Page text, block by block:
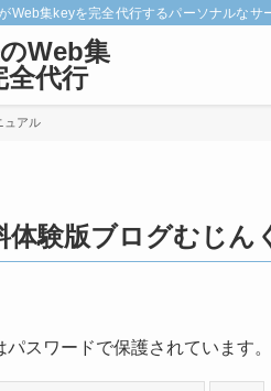
Web集keyを完全代行するパーソナルな
Web集
全代行
ュアル
体験版ブログむじん
パスワードで保護されています